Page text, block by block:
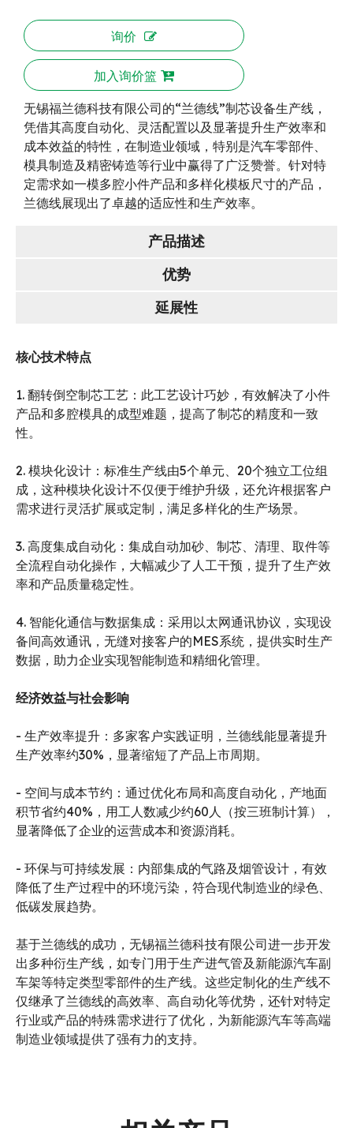
询价
加入询价篮
无锡福兰德科技有限公司的“兰德线”制芯设备生产线，
凭借其高度自动化、灵活配置以及显著提升生产效率和
成本效益的特性，在制造业领域，特别是汽车零部件、
模具制造及精密铸造等行业中赢得了广泛赞誉。针对特
定需求如一模多腔小件产品和多样化模板尺寸的产品，
兰德线展现出了卓越的适应性和生产效率。
产品描述
优势
延展性
核心技术特点
1. 翻转倒空制芯工艺：此工艺设计巧妙，有效解决了小件
产品和多腔模具的成型难题，提高了制芯的精度和一致
性。
2. 模块化设计：标准生产线由5个单元、20个独立工位组
成，这种模块化设计不仅便于维护升级，还允许根据客户
需求进行灵活扩展或定制，满足多样化的生产场景。
3. 高度集成自动化：集成自动加砂、制芯、清理、取件等
全流程自动化操作，大幅减少了人工干预，提升了生产效
率和产品质量稳定性。
4. 智能化通信与数据集成：采用以太网通讯协议，实现设
备间高效通讯，无缝对接客户的MES系统，提供实时生产
数据，助力企业实现智能制造和精细化管理。
经济效益与社会影响
- 生产效率提升：多家客户实践证明，兰德线能显著提升
生产效率约30%，显著缩短了产品上市周期。
- 空间与成本节约：通过优化布局和高度自动化，产地面
积节省约40%，用工人数减少约60人（按三班制计算），
显著降低了企业的运营成本和资源消耗。
- 环保与可持续发展：内部集成的气路及烟管设计，有效
降低了生产过程中的环境污染，符合现代制造业的绿色、
低碳发展趋势。
基于兰德线的成功，无锡福兰德科技有限公司进一步开发
出多种衍生产线，如专门用于生产进气管及新能源汽车副
车架等特定类型零部件的生产线。这些定制化的生产线不
仅继承了兰德线的高效率、高自动化等优势，还针对特定
行业或产品的特殊需求进行了优化，为新能源汽车等高端
制造业领域提供了强有力的支持。